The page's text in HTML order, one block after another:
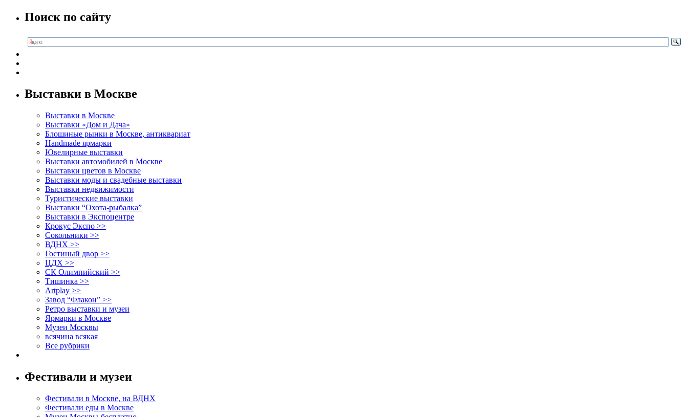
Поиск по сайту
Выставки в Москве
Выставки в Москве
Выставки «Дом и Дача»
Блошиные рынки в Москве, антиквариат
Handmade ярмарки
Ювелирные выставки
Выставки автомобилей в Москве
Выставки цветов в Москве
Выставки моды и свадебные выставки
Выставки недвижимости
Туристические выставки
Выставки “Охота-рыбалка”
Выставки в Экспоцентре
Крокус Экспо >>
Сокольники >>
ВДНХ >>
Гостиный двор >>
ЦДХ >>
СК Олимпийский >>
Тишинка >>
Artplay >>
Завод “Флакон” >>
Ретро выставки и музеи
Ярмарки в Москве
Музеи Москвы
всячина всякая
Все рубрики
Фестивали и музеи
Фестивали в Москве, на ВДНХ
Фестивали еды в Москве